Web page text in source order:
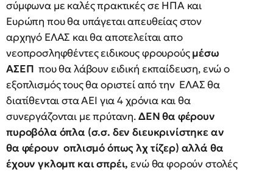
σύμφωνα με καλές πρακτικές σε ΗΠΑ και
Ευρώπη που θα υπάγεται απευθείας στον
αρχηγό ΕΛΑΣ και θα αποτελείται απο
νεοπροσληφθέντες ειδικους φρουρούςμέσω
ΑΣΕΠ που θα λάβουν ειδική εκπαίδευση, ενώ ο
εξοπλισμός τους θα οριστεί από την ΕΛΑΣ θα
διατίθενται στα ΑΕΙ για 4 χρόνια και θα
συνεργάζονται με πρύτανη.ΔΕΝ θα φέρουν
πυροβόλα όπλα (σ.σ. δεν διευκρινίστηκε αν
θα φέρουν οπλισμό όπως λχ τίζερ) αλλά θα
έχουν γκλομπ και σπρέι,ενώθα φορούν στολές